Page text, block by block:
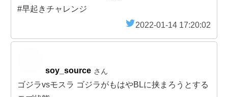
#早起きチャレンジ
2022-01-14 17:20:02
soy_source さん
ゴジラvsモスラ ゴジラがもはやBLに挟まろうとする